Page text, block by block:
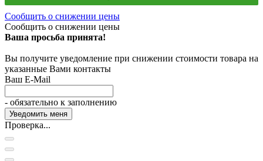
Сообщить о снижении цены
Сообщить о снижении цены
Ваша просьба принята!
Вы получите уведомление при снижении стоимости товара на
указанные Вами контакты
Ваш E-Mail
- обязательно к заполнению
Проверка...